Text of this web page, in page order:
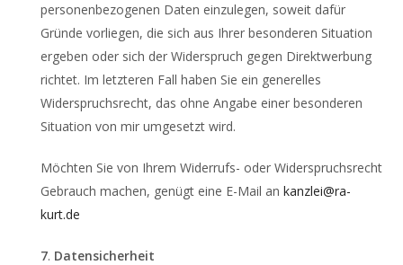
personenbezogenen Daten einzulegen, soweit dafür
Gründe vorliegen, die sich aus Ihrer besonderen Situation
ergeben oder sich der Widerspruch gegen Direktwerbung
richtet. Im letzteren Fall haben Sie ein generelles
Widerspruchsrecht, das ohne Angabe einer besonderen
Situation von mir umgesetzt wird.
Möchten Sie von Ihrem Widerrufs- oder Widerspruchsrecht
Gebrauch machen, genügt eine E-Mail an kanzlei@ra-
kurt.de
7. Datensicherheit